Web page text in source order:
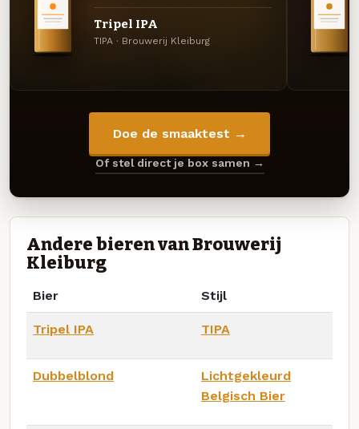
Tripel IPA
TIPA · Brouwerij Kleiburg
Doe de smaaktest →
Of stel direct je box samen →
Andere bieren van Brouwerij
Kleiburg
Bier Stijl
Tripel IPA TIPA
Dubbelblond
Lichtgekleurd
Belgisch Bier